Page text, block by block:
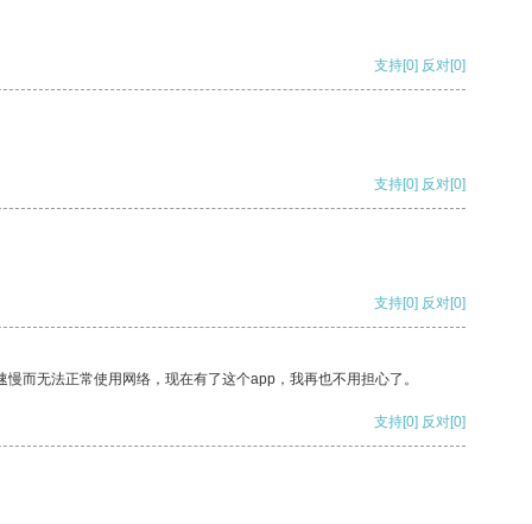
支持[0] 反对[0]
支持[0] 反对[0]
支持[0] 反对[0]
而无法正常使用网络，现在有了这个app，我再也不用担心了。
支持[0] 反对[0]